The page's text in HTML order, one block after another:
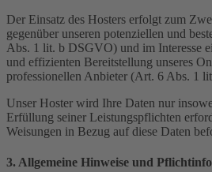
Der Einsatz des Hosters erfolgt zum
gegenüber unseren potenziellen und
Abs. 1 lit. b DSGVO) und im Interesse
und effizienten Bereitstellung unseres
professionellen Anbieter (Art. 6 Abs. 1
Unser Hoster wird Ihre Daten nur
Erfüllung seiner Leistungspflichten
Weisungen in Bezug auf diese Daten
3. Allgemeine Hinweise und